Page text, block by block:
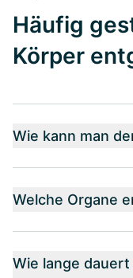
Häufig
Körper
Wie kann man
Welche Organe
Wie lange